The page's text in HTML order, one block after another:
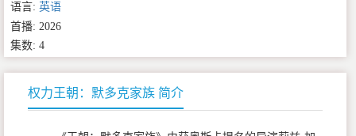
语言: 英语
首播: 2026
集数: 4
权力王朝：默多克家族 简介